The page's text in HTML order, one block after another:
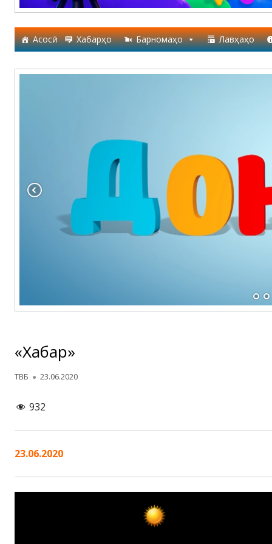
Асосӣ Хабарҳо Барномаҳо Лавҳаҳо
«Хабар»
Автор
ТВБ Опубликовано
23.06.2020
932
23.06.2020